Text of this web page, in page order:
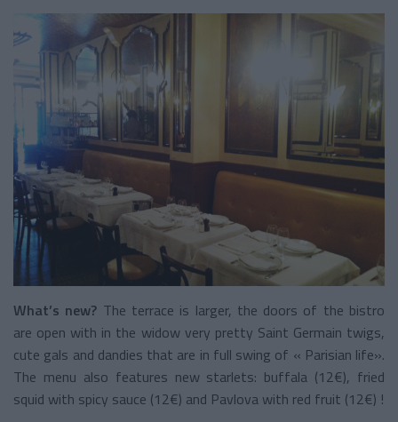
What’s new? The terrace is larger, the doors of the bistro
are open with in the widow very pretty Saint Germain twigs,
cute gals and dandies that are in full swing of « Parisian life».
The menu also features new starlets: buffala (12€), fried
squid with spicy sauce (12€) and Pavlova with red fruit (12€) !